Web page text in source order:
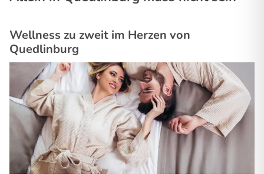
Wellness zu zweit im Herzen von
Quedlinburg